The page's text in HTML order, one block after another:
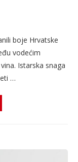
boje Hrvatske
vodećim
Istarska snaga
…